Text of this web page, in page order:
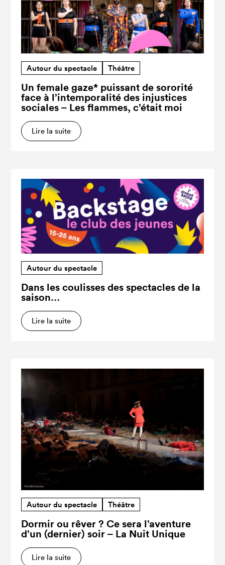
Autour du spectacle Théâtre
Un female gaze* puissant de sororité
face à l’intemporalité des injustices
sociales – Les flammes, c’était moi
Lire la suite
Autour du spectacle
Dans les coulisses des spectacles de la
saison…
Lire la suite
Autour du spectacle Théâtre
Dormir ou rêver ? Ce sera l’aventure
d’un (dernier) soir – La Nuit Unique
Lire la suite